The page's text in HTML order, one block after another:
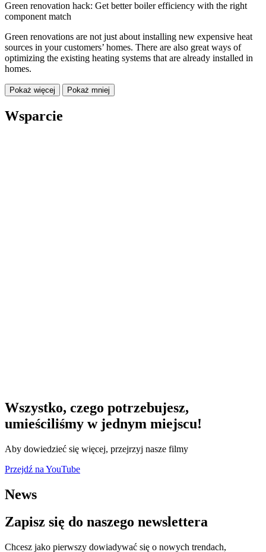
Green renovation hack: Get better boiler efficiency with the right
component match
Green renovations are not just about installing new expensive heat
sources in your customers’ homes. There are also great ways of
optimizing the existing heating systems that are already installed in
homes.
Pokaż więcej Pokaż mniej
Wsparcie
Wszystko, czego potrzebujesz,
umieściliśmy w jednym miejscu!
Aby dowiedzieć się więcej, przejrzyj nasze filmy
Przejdź na YouTube
News
Zapisz się do naszego newslettera
Chcesz jako pierwszy dowiadywać się o nowych trendach,